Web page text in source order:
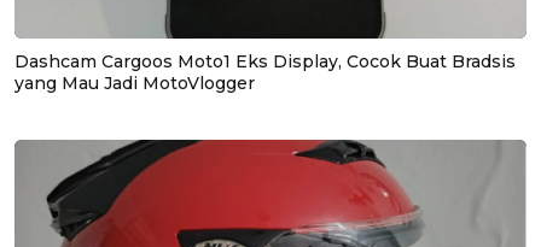
Dashcam Cargoos Moto1 Eks Display, Cocok Buat Bradsis
yang Mau Jadi MotoVlogger